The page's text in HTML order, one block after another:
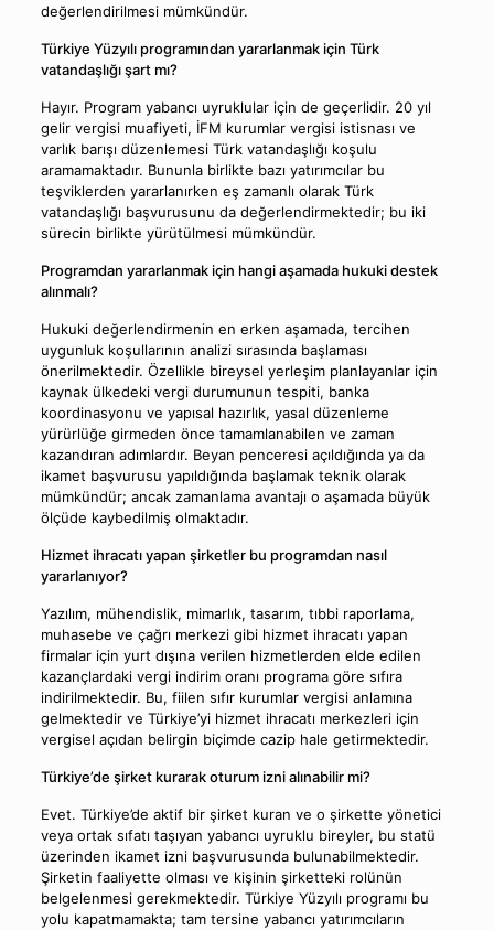
değerlendirilmesi mümkündür.
Türkiye Yüzyılı programından yararlanmak için Türk
vatandaşlığı şart mı?
Hayır. Program yabancı uyruklular için de geçerlidir. 20 yıl
gelir vergisi muafiyeti, İFM kurumlar vergisi istisnası ve
varlık barışı düzenlemesi Türk vatandaşlığı koşulu
aramamaktadır. Bununla birlikte bazı yatırımcılar bu
teşviklerden yararlanırken eş zamanlı olarak Türk
vatandaşlığı başvurusunu da değerlendirmektedir; bu iki
sürecin birlikte yürütülmesi mümkündür.
Programdan yararlanmak için hangi aşamada hukuki destek
alınmalı?
Hukuki değerlendirmenin en erken aşamada, tercihen
uygunluk koşullarının analizi sırasında başlaması
önerilmektedir. Özellikle bireysel yerleşim planlayanlar için
kaynak ülkedeki vergi durumunun tespiti, banka
koordinasyonu ve yapısal hazırlık, yasal düzenleme
yürürlüğe girmeden önce tamamlanabilen ve zaman
kazandıran adımlardır. Beyan penceresi açıldığında ya da
ikamet başvurusu yapıldığında başlamak teknik olarak
mümkündür; ancak zamanlama avantajı o aşamada büyük
ölçüde kaybedilmiş olmaktadır.
Hizmet ihracatı yapan şirketler bu programdan nasıl
yararlanıyor?
Yazılım, mühendislik, mimarlık, tasarım, tıbbi raporlama,
muhasebe ve çağrı merkezi gibi hizmet ihracatı yapan
firmalar için yurt dışına verilen hizmetlerden elde edilen
kazançlardaki vergi indirim oranı programa göre sıfıra
indirilmektedir. Bu, fiilen sıfır kurumlar vergisi anlamına
gelmektedir ve Türkiye’yi hizmet ihracatı merkezleri için
vergisel açıdan belirgin biçimde cazip hale getirmektedir.
Türkiye’de şirket kurarak oturum izni alınabilir mi?
Evet. Türkiye’de aktif bir şirket kuran ve o şirkette yönetici
veya ortak sıfatı taşıyan yabancı uyruklu bireyler, bu statü
üzerinden ikamet izni başvurusunda bulunabilmektedir.
Şirketin faaliyette olması ve kişinin şirketteki rolünün
belgelenmesi gerekmektedir. Türkiye Yüzyılı programı bu
yolu kapatmamakta; tam tersine yabancı yatırımcıların